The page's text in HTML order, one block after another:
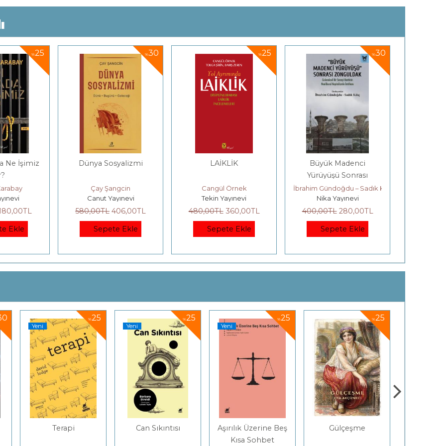
%25
Ne İşimiz
,00TL
Ekle
%30
Dünya Sosyalizmi
Çay Şangcin
Canut Yayınevi
580,00TL 406,00TL
Sepete Ekle
%25
LAİKLİK
Cangül Örnek
Tekin Yayınevi
480,00TL 360,00TL
Sepete Ekle
%30
Büyük Madenci
Yürüyüşü Sonrası
Zonguldak
İbrahim Gündoğdu – Sadık Kılıç
Nika Yayınevi
400,00TL 280,00TL
Sepete Ekle
%25 %25
Yeni
Can Sıkıntısı
%25
Yeni
Aşırılık Üzerine Beş
%25
Gülçeşme
%25
Harflerin Gizi